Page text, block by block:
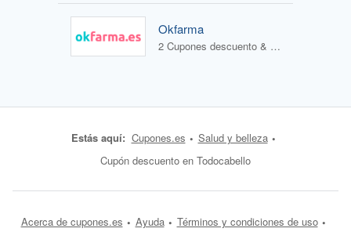
Okfarma
2 Cupones descuento & 1 Oferta
Estás aquí: Cupones.es
Salud y belleza
Cupón descuento en Todocabello
Acerca de cupones.es Ayuda
Términos y condiciones de uso